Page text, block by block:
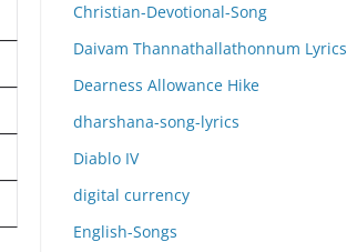
Christian-Devotional-Song
Daivam Thannathallathonnum Lyrics
Dearness Allowance Hike
dharshana-song-lyrics
Diablo IV
digital currency
English-Songs